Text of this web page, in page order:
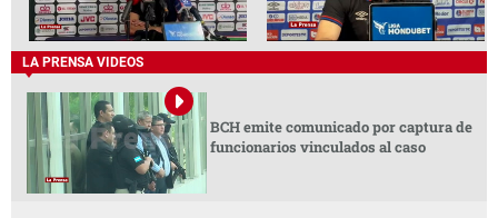
LA PRENSA VIDEOS
BCH emite comunicado por captura de
funcionarios vinculados al caso